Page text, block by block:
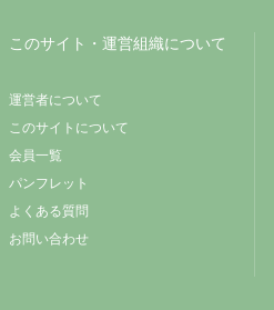
このサイト・運営組織について
運営者について
このサイトについて
会員一覧
パンフレット
よくある質問
お問い合わせ